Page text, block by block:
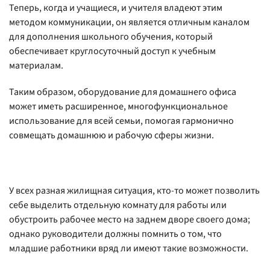
Теперь, когда и учащиеся, и учителя владеют этим
методом коммуникации, он является отличным каналом
для дополнения школьного обучения, который
обеспечивает круглосуточный доступ к учебным
материалам.
Таким образом, оборудование для домашнего офиса
может иметь расширенное, многофункциональное
использование для всей семьи, помогая гармонично
совмещать домашнюю и рабочую сферы жизни.
У всех разная жилищная ситуация, кто-то может позволить
себе выделить отдельную комнату для работы или
обустроить рабочее место на заднем дворе своего дома;
однако руководители должны помнить о том, что
младшие работники вряд ли имеют такие возможности.